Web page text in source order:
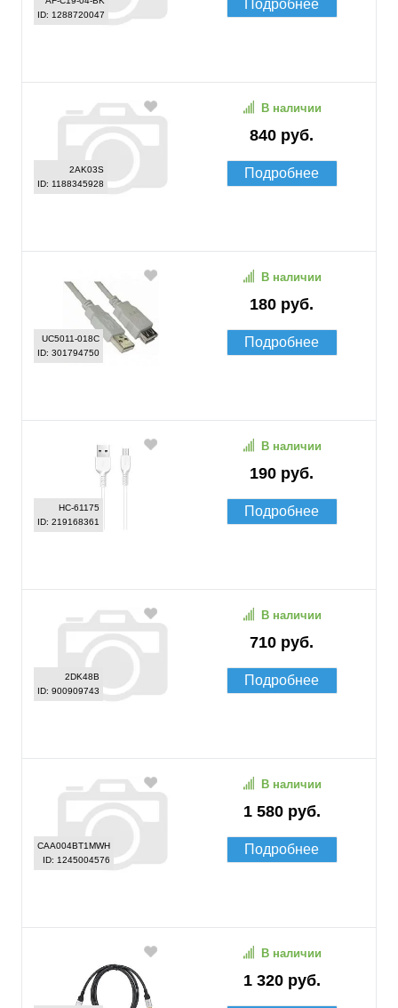
ID: 1288720047
Подробнее
2AK03S
ID: 1188345928
840 руб.
В наличии
Подробнее
UC5011-018C
ID: 301794750
180 руб.
В наличии
Подробнее
HC-61175
ID: 219168361
190 руб.
В наличии
Подробнее
2DK48B
ID: 900909743
710 руб.
В наличии
Подробнее
CAA004BT1MWH
ID: 1245004576
1 580 руб.
В наличии
Подробнее
1 320 руб.
В наличии